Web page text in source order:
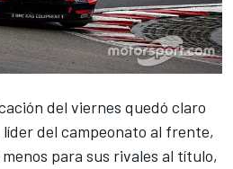
del viernes quedó claro
líder del campeonato al frente,
para sus rivales al título,